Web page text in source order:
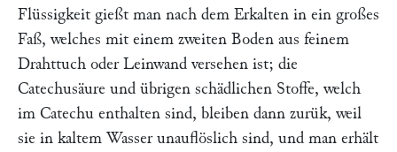
Flüssigkeit gießt man nach dem Erkalten in ein großes
Faß, welches mit einem zweiten Boden aus feinem
Drahttuch oder Leinwand versehen ist; die
Catechusäure und übrigen schädlichen Stoffe, welch
im Catechu enthalten sind, bleiben dann zurük, weil
sie in kaltem Wasser unauflöslich sind, und man erhält